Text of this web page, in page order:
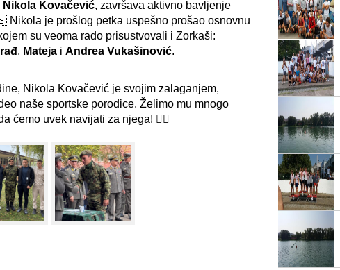
Nikola Kovačević, završava aktivno bavljenje
je prošlog petka uspešno prošao osnovnu
su veoma rado prisustvovali i Zorkaši:
, Mateja iAndrea Vukašinović.
Nikola Kovačević je svojim zalaganjem,
naše sportske porodice. Želimo mu mnogo
ćemo uvek navijati za njega! ❤️‍💪